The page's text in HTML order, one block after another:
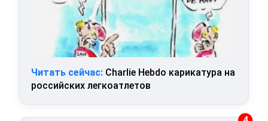
Читать сейчас: Charlie Hebdo карикатура на
российских легкоатлетов